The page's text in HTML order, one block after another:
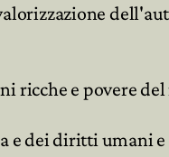
e povere
e dei diritti umani